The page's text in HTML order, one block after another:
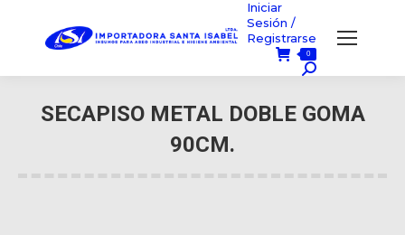
Iniciar
Sesión /
Registrarse
0
Búsqueda:
SECAPISO METAL DOBLE GOMA
90CM.